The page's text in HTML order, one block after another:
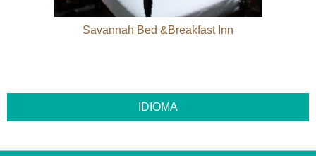
Savannah Bed &Breakfast Inn